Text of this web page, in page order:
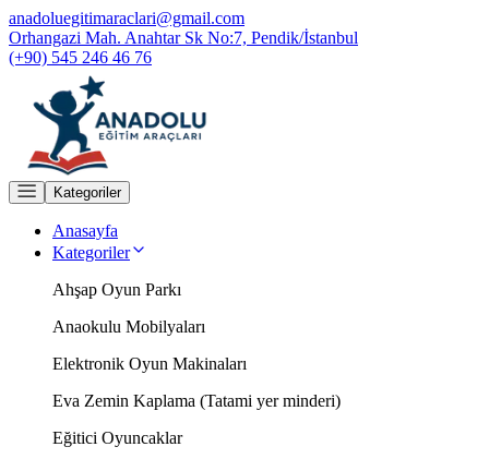
anadoluegitimaraclari@gmail.com
Orhangazi Mah. Anahtar Sk No:7, Pendik/İstanbul
(+90) 545 246 46 76
Kategoriler
Anasayfa
Kategoriler
Ahşap Oyun Parkı
Anaokulu Mobilyaları
Elektronik Oyun Makinaları
Eva Zemin Kaplama (Tatami yer minderi)
Eğitici Oyuncaklar